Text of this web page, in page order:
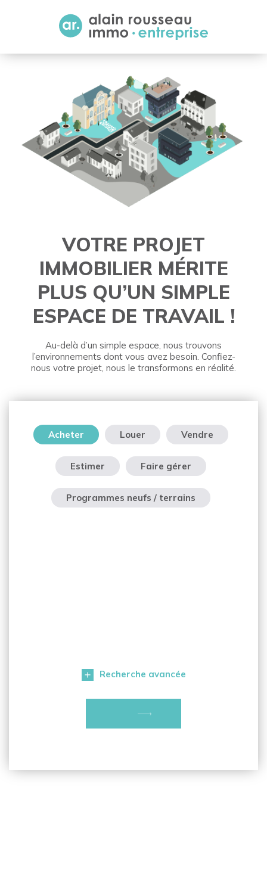
VOTRE PROJET
IMMOBILIERMÉRITE
PLUS QU’UN SIMPLE
ESPACE DE TRAVAIL !
Au-delà d’un simple espace, nous trouvons
l’environnements dont vous avez besoin. Confiez-
nous votre projet, nous le transformons en réalité.
Acheter Louer Vendre
Estimer Faire gérer
Programmes neufs / terrains
Recherche avancée